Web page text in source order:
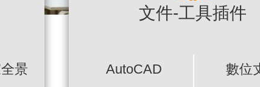
景
文件-工具插件
AutoCAD 數位